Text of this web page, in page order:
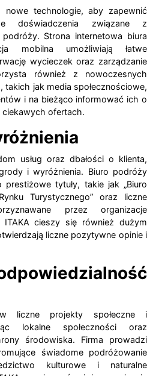
nowe technologie, aby zapewnić
doświadczenia związane z
Strona internetowa biura
mobilna umożliwiają łatwe
wycieczek oraz zarządzanie
również z nowoczesnych
takich jak media społecznościowe,
i na bieżąco informować ich o
ofertach.
usług oraz dbałości o klienta,
i wyróżnienia. Biuro podróży
prestiżowe tytuły, takie jak „Biuro
Turystycznego” oraz liczne
przez organizacje
cieszy się również dużym
liczne pozytywne opinie i
liczne projekty społeczne i
lokalne społeczności oraz
środowiska. Firma prowadzi
świadome podróżowanie
kulturowe i naturalne